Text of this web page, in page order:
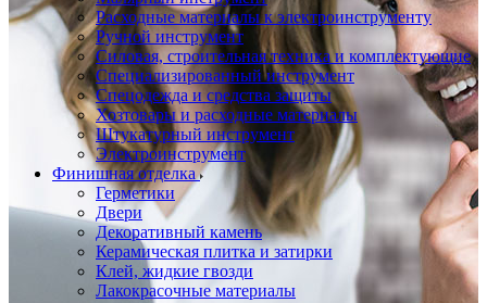
Расходные материалы к электроинструменту
Ручной инструмент
Силовая, строительная техника и комплектующие
Специализированный инструмент
Спецодежда и средства защиты
Хозтовары и расходные материалы
Штукатурный инструмент
Электроинструмент
Финишная отделка
Герметики
Двери
Декоративный камень
Керамическая плитка и затирки
Клей, жидкие гвозди
Лакокрасочные материалы